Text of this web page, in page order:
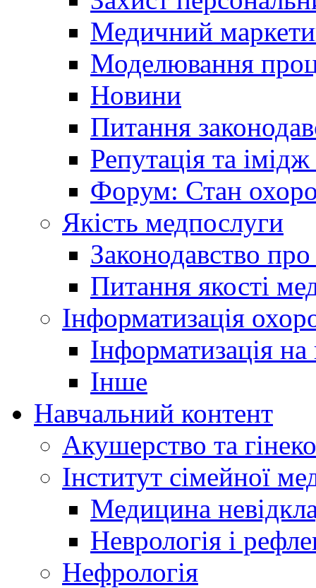
Медичний
Моделювання
Новини
Питання
Репутація та
Форум: Стан
Якість медпослуги
Законодавство
Питання якості
Інформатизація
Інформатизація
Інше
Навчальний контент
Акушерство та
Інститут сімейної
Медицина
Неврологія і
Нефрологія